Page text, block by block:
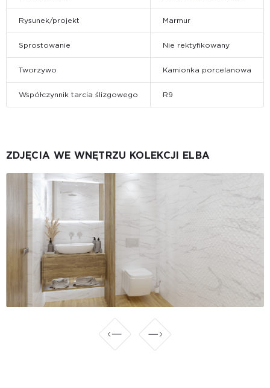
Rysunek/projekt Marmur
Sprostowanie Nie rektyfikowany
Tworzywo Kamionka porcelanowa
Współczynnik tarcia ślizgowego R9
ZDJĘCIA WE WNĘTRZU KOLEKCJI ELBA